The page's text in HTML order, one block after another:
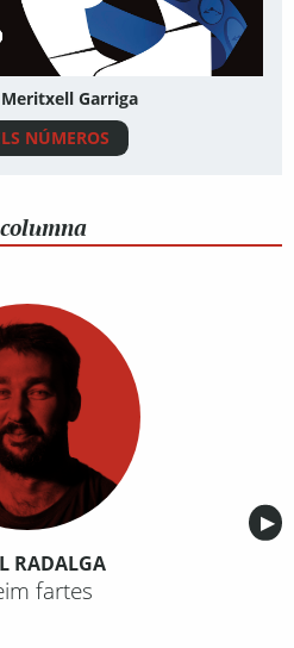
Garriga
NÚMEROS
▶︎
RADALGA
fartes